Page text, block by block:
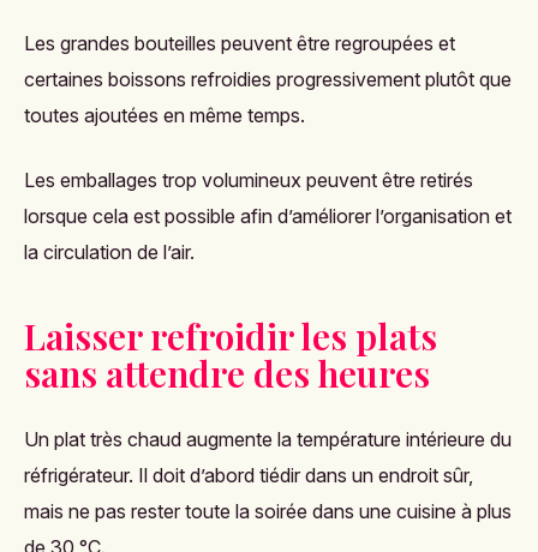
Les grandes bouteilles peuvent être regroupées et
certaines boissons refroidies progressivement plutôt que
toutes ajoutées en même temps.
Les emballages trop volumineux peuvent être retirés
lorsque cela est possible afin d’améliorer l’organisation et
la circulation de l’air.
Laisser refroidir les plats
sans attendre des heures
Un plat très chaud augmente la température intérieure du
réfrigérateur. Il doit d’abord tiédir dans un endroit sûr,
mais ne pas rester toute la soirée dans une cuisine à plus
de 30 °C.